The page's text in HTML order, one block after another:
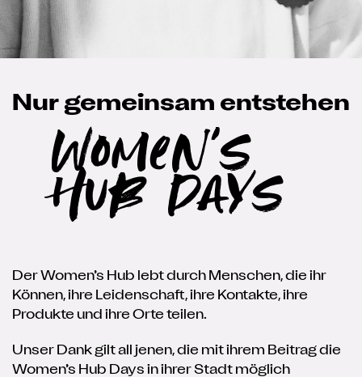
Nur gemeinsam entstehen
Women's
Hub Days
Der Women’s Hub lebt durch Menschen, die ihr
Können, ihre Leidenschaft, ihre Kontakte, ihre
Produkte und ihre Orte teilen.
Unser Dank gilt all jenen, die mit ihrem Beitrag die
Women’s Hub Days in ihrer Stadt möglich